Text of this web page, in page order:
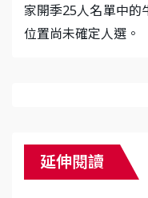
家開季25人名單中的
位置尚未確定人選。
延伸閱讀